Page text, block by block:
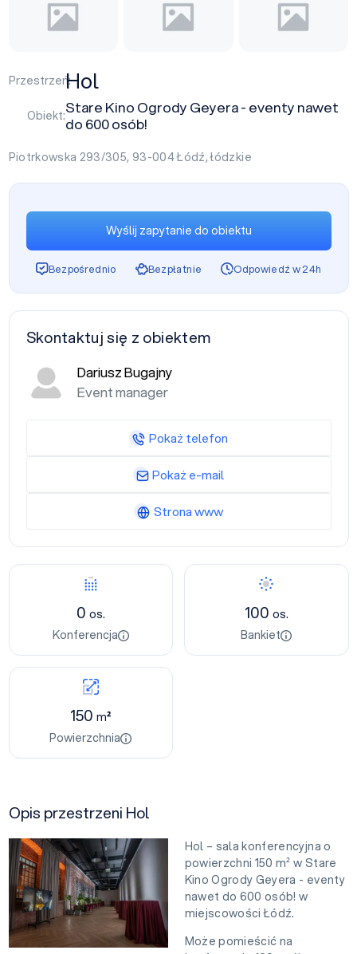
Przestrzeń:Hol
Obiekt:Stare Kino Ogrody Geyera - eventy nawet
do 600 osób!
Piotrkowska 293/305, 93-004Łódź,łódzkie
0 os.
Konferencja
100 os.
Bankiet
150m²
Powierzchnia
Opis przestrzeni Hol
Hol – sala konferencyjna o
powierzchni 150 m² w Stare
Kino Ogrody Geyera - eventy
nawet do 600 osób! w
miejscowości Łódź.
Może pomieścić na
Wyślij zapytanie do obiektu
Bezpośrednio Bezpłatnie Odpowiedź w 24h
Skontaktuj się z obiektem
Dariusz Bugajny
Event manager
Pokaż telefon
Pokaż e-mail
Strona www